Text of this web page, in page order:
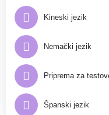
Kineski jezik
Nemački jezik
Priprema za
Španski jezik